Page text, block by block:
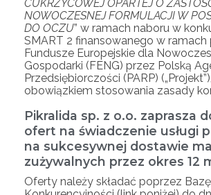
CUKRZYCOWEJ OPARTEJ O
NOWOCZESNEJ FORMULACJI W
DO OCZU” w ramach naboru w
SMART 2 finansowanego w ramach
Fundusze Europejskie dla
Gospodarki (FENG) przez Polską
Przedsiębiorczości (PARP)
obowiązkiem stosowania zasady
Pikralida sp. z o.o. zaprasza
ofert na świadczenie usługi
na sukcesywnej dostawie
zużywalnych przez okres 12
Oferty należy składać poprzez Bazę